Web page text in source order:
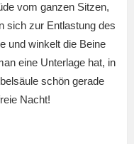
vom ganzen Sitzen,
sich zur Entlastung des
und winkelt die Beine
eine Unterlage hat, in
schön gerade
Nacht!